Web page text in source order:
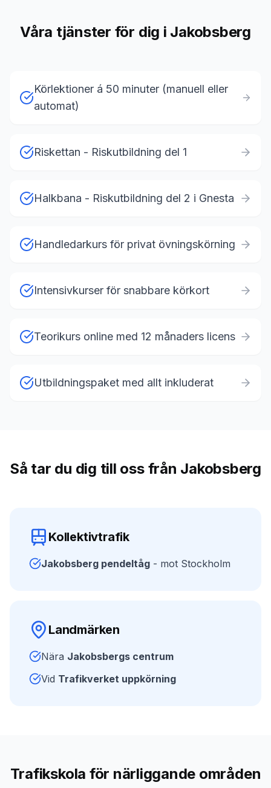
Våra tjänster för dig i Jakobsberg
Körlektioner á 50 minuter (manuell eller
automat)
Riskettan - Riskutbildning del 1
Halkbana - Riskutbildning del 2 i Gnesta
Handledarkurs för privat övningskörning
Intensivkurser för snabbare körkort
Teorikurs online med 12 månaders licens
Utbildningspaket med allt inkluderat
Så tar du dig till oss från Jakobsberg
Kollektivtrafik
Jakobsberg pendeltåg - mot Stockholm
Landmärken
Nära Jakobsbergs centrum
Vid Trafikverket uppkörning
Trafikskola för närliggande områden